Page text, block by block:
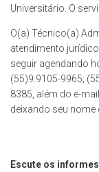
Universitário. O
O(a) Técnico(a)
atendimento
seguir agendando
(55)9.9105-9965;
8385, além do e-mail
deixando seu
Escute os